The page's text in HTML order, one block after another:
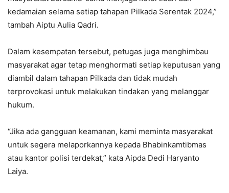
kedamaian selama setiap tahapan Pilkada Serentak 2024,”
tambah Aiptu Aulia Qadri.
Dalam kesempatan tersebut, petugas juga menghimbau
masyarakat agar tetap menghormati setiap keputusan yang
diambil dalam tahapan Pilkada dan tidak mudah
terprovokasi untuk melakukan tindakan yang melanggar
hukum.
“Jika ada gangguan keamanan, kami meminta masyarakat
untuk segera melaporkannya kepada Bhabinkamtibmas
atau kantor polisi terdekat,” kata Aipda Dedi Haryanto
Laiya.